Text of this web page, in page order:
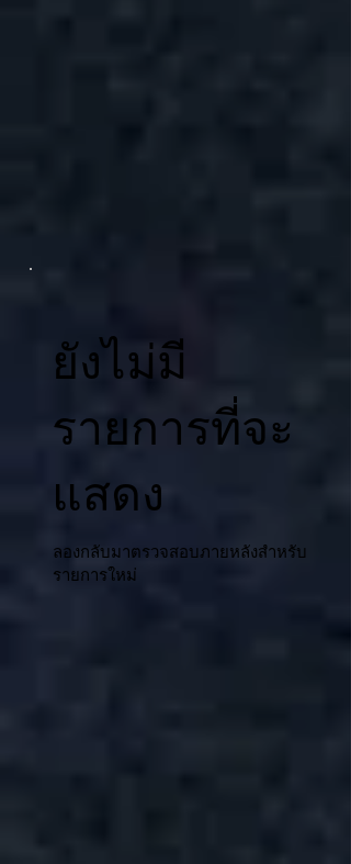
ยังไม่มี
รายการที่จะ
แสดง
ลองกลับมาตรวจสอบภายหลังสำหรับ
รายการใหม่